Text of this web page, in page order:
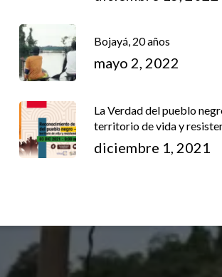
Bojayá, 20 años
mayo 2, 2022
La Verdad del pueblo
territorio de vida y
diciembre 1, 2021